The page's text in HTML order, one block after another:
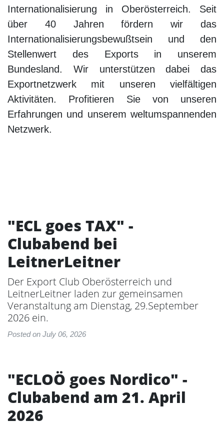
Internationalisierung in Oberösterreich. Seit
über 40 Jahren fördern wir das
Internationalisierungsbewußtsein und den
Stellenwert des Exports in unserem
Bundesland. Wir unterstützen dabei das
Exportnetzwerk mit unseren vielfältigen
Aktivitäten. Profitieren Sie von unseren
Erfahrungen und unserem weltumspannenden
Netzwerk.
"ECL goes TAX" -
Clubabend bei
LeitnerLeitner
Der Export Club Oberösterreich und
LeitnerLeitner laden zur gemeinsamen
Veranstaltung am Dienstag, 29.September
2026 ein.
Posted on July 06, 2026
"ECLOÖ goes Nordico" -
Clubabend am 21. April
2026